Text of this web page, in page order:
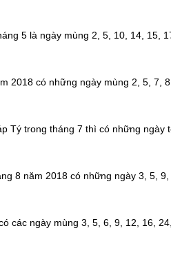
5 là ngày mùng 2, 5, 10, 14, 15,
2018 có những ngày mùng 2, 5, 7,
Tý trong tháng 7 thì có những
8 năm 2018 có những ngày 3, 5,
các ngày mùng 3, 5, 6, 9, 12, 16,